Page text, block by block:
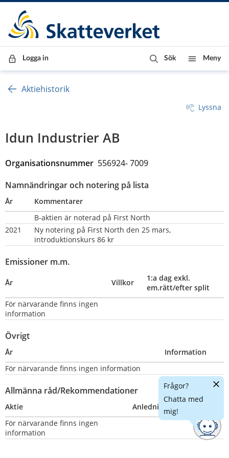
Till innehåll
Till navigationen
Till chattrobot
Logga in Sök Meny
Aktiehistorik
Lyssna
Idun Industrier AB
Organisationsnummer 556924- 7009
Namnändringar och notering på lista
År
Kommentarer
B-aktien är noterad på First North
2021
Ny notering på First North den 25 mars,
introduktionskurs 86 kr
Emissioner m.m.
År Villkor
1:a dag exkl.
em.rätt/efter split
För närvarande finns ingen
information
Övrigt
År
Information
För närvarande finns ingen information
Allmänna råd/Rekommendationer
Aktie Anledning
För närvarande finns ingen
information
Frågor?
Chatta med
mig!
Dölj